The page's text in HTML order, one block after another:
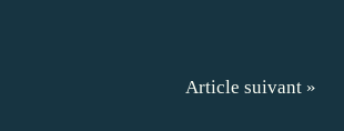
Article suivant »